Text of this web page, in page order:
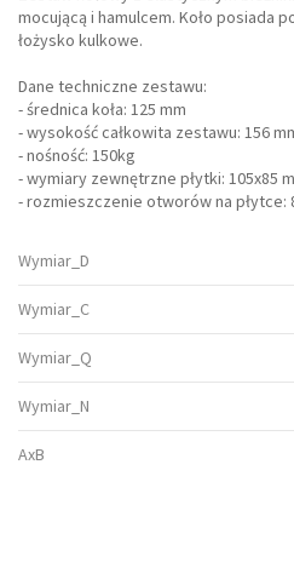
mocującą i hamulcem. Koło posiada
łożysko kulkowe.
Dane techniczne zestawu:
- średnica koła: 125 mm
- wysokość całkowita zestawu: 156
- nośność: 150kg
- wymiary zewnętrzne płytki: 105x85
- rozmieszczenie otworów na płytce:
Wymiar_D
Wymiar_C
Wymiar_Q
Wymiar_N
AxB